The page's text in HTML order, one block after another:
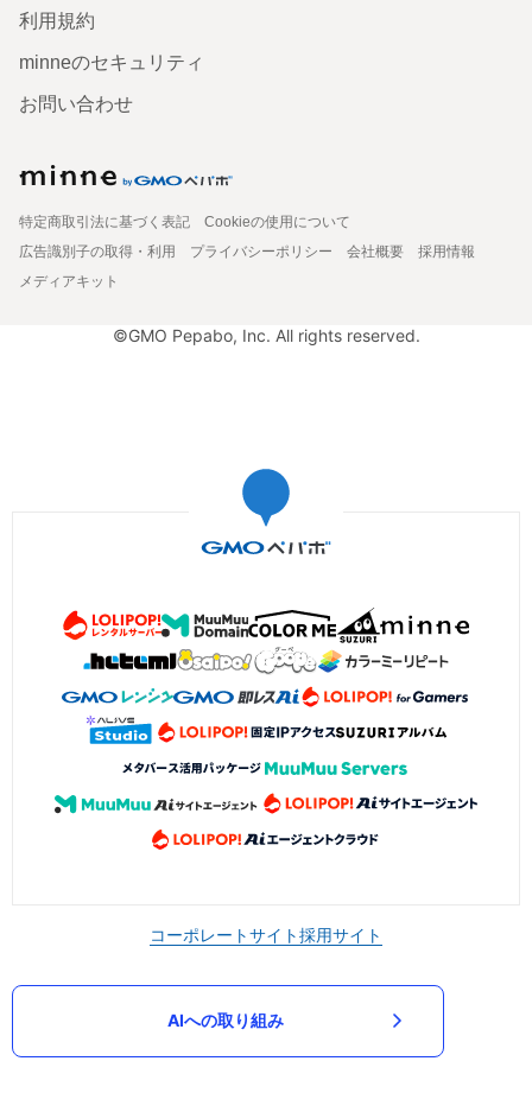
利用規約
minneのセキュリティ
お問い合わせ
特定商取引法に基づく表記
Cookieの使用について
広告識別子の取得・利用
プライバシーポリシー 会社概要
採用情報
メディアキット
©GMO Pepabo, Inc. All rights reserved.
コーポレートサイト採用サイト
AIへの取り組み